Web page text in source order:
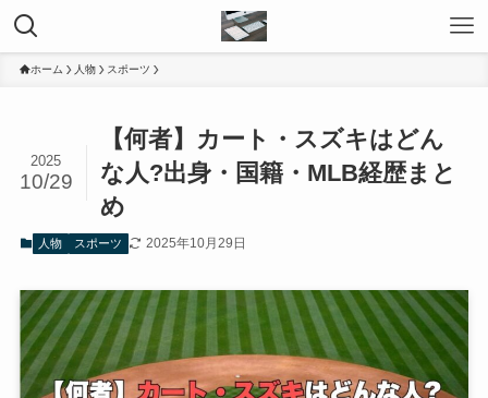
ホーム 人物 スポーツ
【何者】カート・スズキはどん
な人?出身・国籍・MLB経歴まと
め
2025
10/29
人物 スポーツ 2025年10月29日